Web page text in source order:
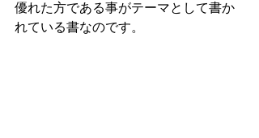
優れた方である事がテーマとして書か
れている書なのです。